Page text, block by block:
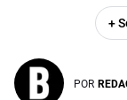
+
POR